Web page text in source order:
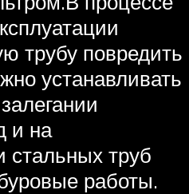
трубу повредить
устанавливать
и на
стальных труб
работы.